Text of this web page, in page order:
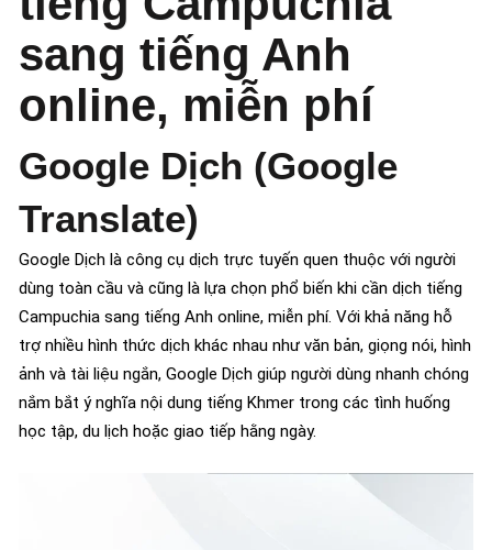
sang tiếng Anh
online, miễn phí
Google Dịch (Google
Translate)
Google Dịch là công cụ dịch trực tuyến quen thuộc với người
dùng toàn cầu và cũng là lựa chọn phổ biến khi cần dịch tiếng
Campuchia sang tiếng Anh online, miễn phí. Với khả năng hỗ
trợ nhiều hình thức dịch khác nhau như văn bản, giọng nói, hình
ảnh và tài liệu ngắn, Google Dịch giúp người dùng nhanh chóng
nắm bắt ý nghĩa nội dung tiếng Khmer trong các tình huống
học tập, du lịch hoặc giao tiếp hằng ngày.